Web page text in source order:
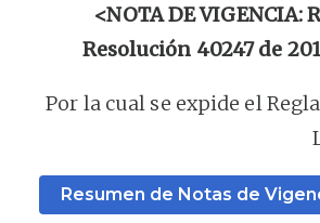
<NOTA DE
Resolución 40247 de
Por la cual se expide el
Resumen de Notas de